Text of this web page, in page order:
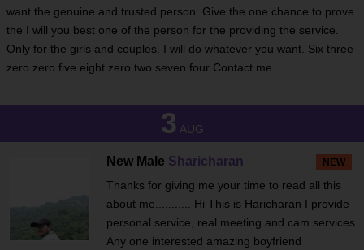
want the genuine and trusted person. Give the one chance to prove
the I will you best one of the person for the providing the service.
Only for the girls and couples. I will do whatever you want. Six three
zero zero five eight zero two seven four Contact me
3 AUG
NEW
New Male Sharicharan
Thanks for giving me your time to read all this
about me........... Hi This is Haricharan I provide
personal service, real meeting and cam services
Any one interested amazing boyfriend